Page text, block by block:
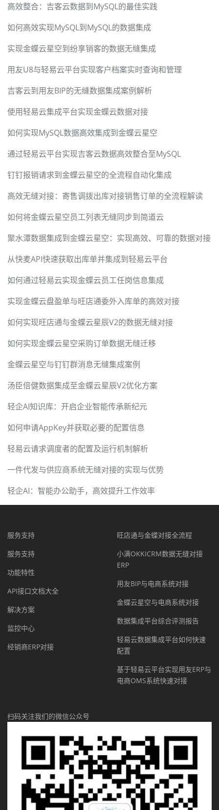
高效整合：吉客云数据到MySQL的最佳实践
如何高效实现MySQL到MySQL的数据集成
实现金蝶云星空到纷享销客的数据无缝集成
用友U8与轻易云平台实现客户档案实时查询和管理
吉客云到用友BIP的无缝数据集成案例解析
使用轻易云集成平台实现金蝶云数据对接
如何实现MySQL数据高效集成到金蝶云星空
通过轻易云平台实现吉客云数据高效整合至MySQL
钉钉报销请求到金蝶云星空的全流程自动化集成
高效无缝对接：寄售调拨出库对接销售订单的全流程解读
如何将金蝶云星空员工列表无缝同步到简道云
聚水潭数据集成到金蝶云星空：实现高效、可靠的数据对接
从快麦API快速获取出库单并集成到轻易云平台
如何通过轻易云实现金蝶云员工任岗信息集成
实现金蝶云盘盈单与旺店通委外入库单的高效对接
如何实现旺店通与金蝶云星辰V2的数据无缝对接
如何实现金蝶云星空采购订单数据无缝迁移
金蝶云星空与钉钉群消息无缝集成案例
汤臣倍健数据集成至金蝶云星辰V2优化方案
轻企AI知识库：开启企业智能传承新纪元
如何申请AppKey并获取必要的配置信息
轻易云请求调度者的配置及运行机制解析
一件代发与供应商系统无缝对接的实现与优势
轻企AI：智能办公助手，高效提升工作效率
服务支持
服务支持
功能特性
API接口文档大全
解决方案
监控中心
经销商ERP对接
旺店通与金蝶对接全流程
小满OKKICRM数据无缝对接
ERP
用友BIP与电商系统对接
金蝶云星空与电商系统对接
数据集成平台综合评测报告
轻易云数据集成平台如何快速
配置
基于轻易云平台实现用友ERP与
电商OMS系统快速对接
扫码关注我们的微信公众号